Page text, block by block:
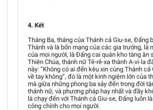
4. Kết
Tháng Ba, tháng của Thánh cả Giu-se, Đấng
Thánh và là bổn mạng của các gia trưởng, là
của mọi người, là Đấng cai quản kho tàng ân
Thiên Chúa, thánh nữ Tê-rê-xa thành A-vi-la
này: “Không có ai đến kêu xin cùng Thánh cả
về tay không”, đó là một kinh ngiệm lớn của
mà giữa những phong ba xảy đến trong đời
thánh nữ, và phương pháp hay nhất và đầy
là chạy đến với Thánh cả Giu-se, Đấng luôn
công chính cho mọi người.